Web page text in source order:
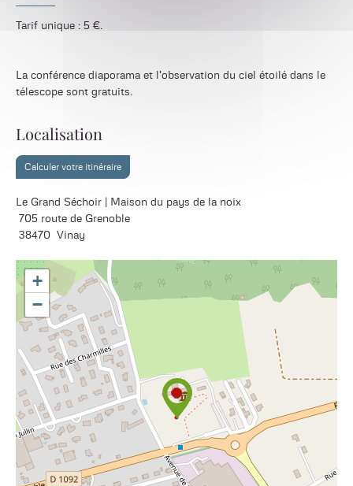
Tarif unique : 5 €.
La conférence diaporama et l'observation du ciel étoilé dans le
télescope sont gratuits.
Localisation
Calculer votre itinéraire
Le Grand Séchoir | Maison du pays de la noix
705 route de Grenoble
38470 Vinay
+
−